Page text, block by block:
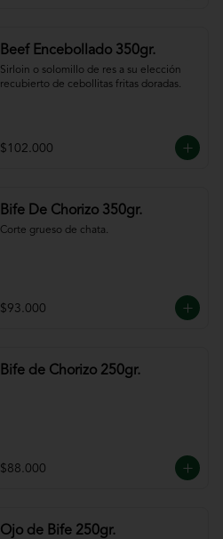
Beef Encebollado 350gr.
Sirloin o solomillo de res a su elección
recubierto de cebollitas fritas doradas.
$102.000
Bife De Chorizo 350gr.
Corte grueso de chata.
$93.000
Bife de Chorizo 250gr.
$88.000
Ojo de Bife 250gr.